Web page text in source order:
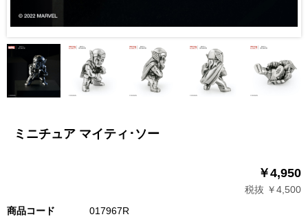
ミニチュア マイティ･ソー
￥4,950
税抜 ￥4,500
商品コード
017967R